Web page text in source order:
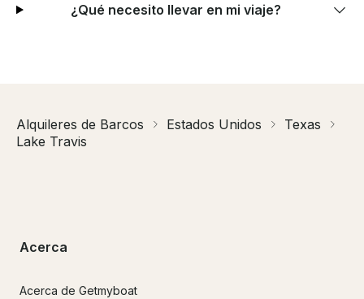
¿Qué necesito llevar en mi viaje?
Alquileres de Barcos Estados Unidos
Texas
Lake Travis
Acerca
Acerca de Getmyboat